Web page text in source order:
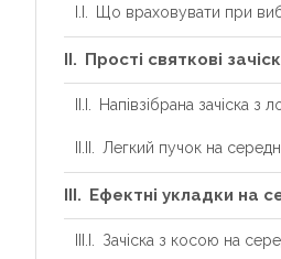
Що враховувати при
Прості святкові
Напівзібрана зачіска
Легкий пучок на
Ефектні укладки на
Зачіска з косою на